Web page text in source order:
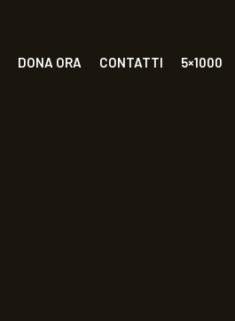
DONA ORA CONTATTI 5×1000